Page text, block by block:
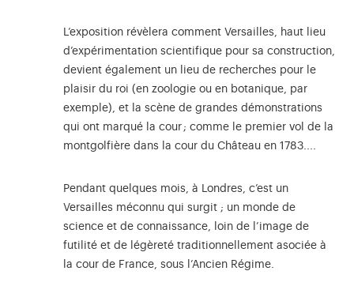
L’exposition révèlera comment Versailles, haut lieu
d’expérimentation scientifique pour sa construction,
devient également un lieu de recherches pour le
plaisir du roi (en zoologie ou en botanique, par
exemple), et la scène de grandes démonstrations
qui ont marqué la cour ; comme le premier vol de la
montgolfière dans la cour du Château en 1783....
Pendant quelques mois, à Londres, c’est un
Versailles méconnu qui surgit ; un monde de
science et de connaissance, loin de l’image de
futilité et de légèreté traditionnellement asociée à
la cour de France, sous l’Ancien Régime.